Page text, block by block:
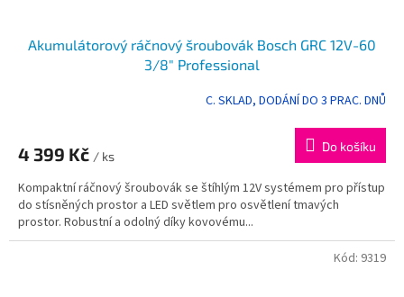
Akumulátorový ráčnový šroubovák Bosch GRC 12V-60
3/8" Professional
C. SKLAD, DODÁNÍ DO 3 PRAC. DNŮ
4 399 Kč / ks
Do košíku
Kompaktní ráčnový šroubovák se štíhlým 12V systémem pro přístup
do stísněných prostor a LED světlem pro osvětlení tmavých
prostor. Robustní a odolný díky kovovému...
Kód: 9319